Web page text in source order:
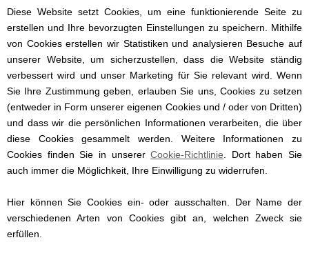
Diese Website setzt Cookies, um eine funktionierende Seite zu
erstellen und Ihre bevorzugten Einstellungen zu speichern. Mithilfe
von Cookies erstellen wir Statistiken und analysieren Besuche auf
unserer Website, um sicherzustellen, dass die Website ständig
verbessert wird und unser Marketing für Sie relevant wird. Wenn
Sie Ihre Zustimmung geben, erlauben Sie uns, Cookies zu setzen
(entweder in Form unserer eigenen Cookies und / oder von Dritten)
und dass wir die persönlichen Informationen verarbeiten, die über
diese Cookies gesammelt werden. Weitere Informationen zu
Cookies finden Sie in unsererCookie-Richtlinie . Dort haben Sie
auch immer die Möglichkeit, Ihre Einwilligung zu widerrufen.
Hier können Sie Cookies ein- oder ausschalten. Der Name der
verschiedenen Arten von Cookies gibt an, welchen Zweck sie
erfüllen.
Alles in allem ein super cooles
Kleidungsstück für das neugeborene
Baby. Kaufen Sie es, damit Sie bereit sind,
wenn das Baby kommt, oder als
Mutterschaftsgeschenk.
Leggings sind in der Größe:
62 (3 Monate)
68 (6 Monate)
74 (9 Monate)
86 (18 Monate)